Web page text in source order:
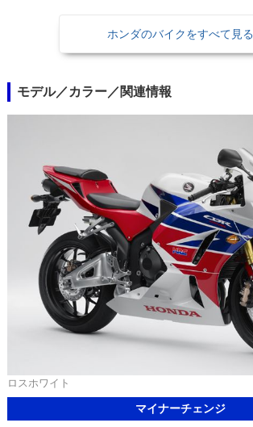
ホンダのバイクをすべて見る
モデル／カラー／関連情報
ロスホワイト
マイナーチェンジ